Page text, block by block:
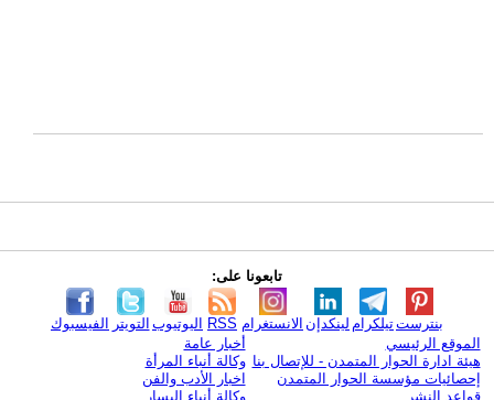
تابعونا على:
الفيسبوك التويتر اليوتيوب RSS الانستغرام لينكدإن تيلكرامبنترست
الموقع الرئيسي
هيئة ادارة الحوار المتمدن - للإتصال بنا
إحصائيات مؤسسة الحوار المتمدن
قواعد النشر
أخبار عامة
وكالة أنباء المرأة
اخبار الأدب والفن
وكالة أنباء اليسار